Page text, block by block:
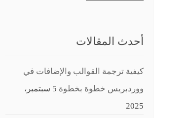
أحدث المقالات
كيفية ترجمة القوالب والإضافات في
ووردبريس خطوة بخطوة
5 سبتمبر،
2025